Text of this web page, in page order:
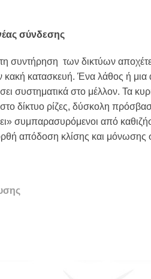
σύνδεσης
συντήρηση των δικτύων
κατασκευή. Ένα λάθος ή μια
συστηματικά στο μέλλον. Τα
στο δίκτυο ρίζες, δύσκολη
συμπαρασυρόμενοι από
απόδοση κλίσης και μόνωσης